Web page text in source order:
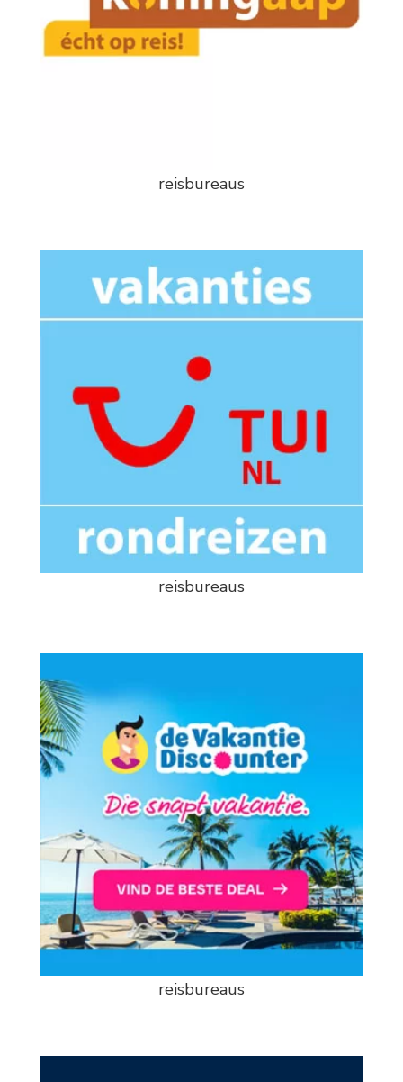
reisbureaus
reisbureaus
reisbureaus